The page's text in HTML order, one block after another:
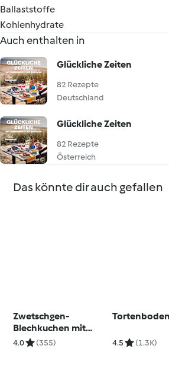
Ballaststoffe
Kohlenhydrate
Auch enthalten in
Glückliche Zeiten
82 Rezepte
Deutschland
Glückliche Zeiten
82 Rezepte
Österreich
Das könnte dir auch gefallen
Zwetschgen-
Blechkuchen mit
Hefe
4.0 (355)
Tortenboden
4.5 (1.3K)